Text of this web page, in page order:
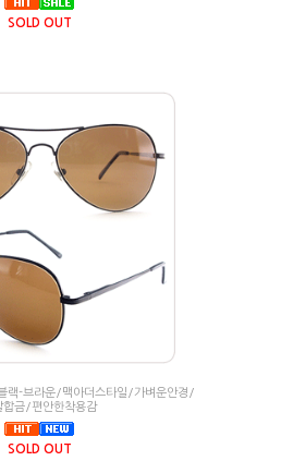
SOLD OUT
랙-브라운/맥아더스타일/가벼운안경/
합금/편안한착용감
SOLD OUT